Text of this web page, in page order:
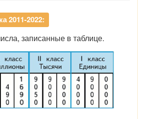
2011-2022:
записанные в таблице.